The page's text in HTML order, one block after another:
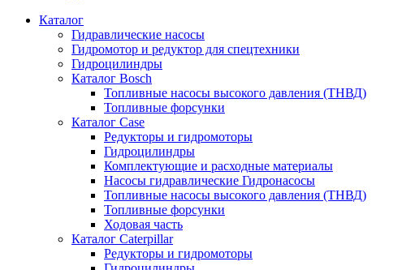
Каталог
Гидравлические насосы
Гидромотор и редуктор для спецтехники
Гидроцилиндры
Каталог Bosch
Топливные насосы высокого давления (ТНВД)
Топливные форсунки
Каталог Case
Редукторы и гидромоторы
Гидроцилиндры
Комплектующие и расходные материалы
Насосы гидравлические Гидронасосы
Топливные насосы высокого давления (ТНВД)
Топливные форсунки
Ходовая часть
Каталог Caterpillar
Редукторы и гидромоторы